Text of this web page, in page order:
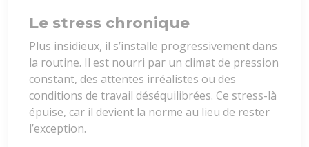
Le stress chronique
Plus insidieux, il s’installe progressivement dans
la routine. Il est nourri par un climat de pression
constant, des attentes irréalistes ou des
conditions de travail déséquilibrées. Ce stress-là
épuise, car il devient la norme au lieu de rester
l’exception.